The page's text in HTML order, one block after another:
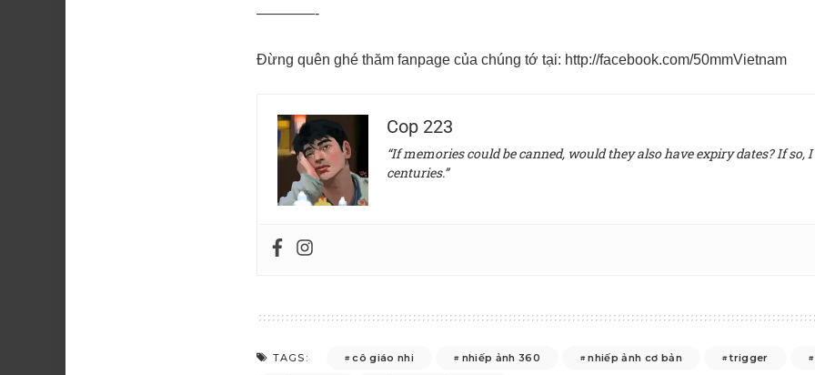
————-
Đừng quên ghé thăm fanpage của chúng tớ tại: http://facebook.com/50mmVietnam
Cop 223
“If memories could be canned, would they also have expiry dates? If so,
centuries.”
TAGS: cô giáo nhi nhiếp ảnh 360 nhiếp ảnh cơ bản trigger